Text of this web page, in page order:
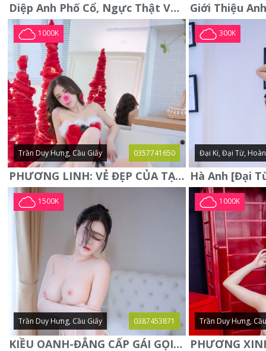
Diệp Anh Phố Cổ, Ngực Thật Vú To Thơm Tho Quyến Rũ
1000K
Trần Duy Hưng, Cầu Giấy 0357741650
PHƯƠNG LINH: VẺ ĐẸP CỦA TẠO HÓA, XINH ĐẸP, SEXY, QUYỄN RŨ
300K
Đại Ki, Đại Từ,
1500K
Trần Duy Hưng, Cầu Giấy 0387453871
KIỀU OANH-ĐẲNG CẤP GÁI GỌI XINH SANG-NGOAN NGOÃN
1000K
Trần Duy Hưng,